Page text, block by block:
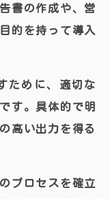
書の作成や、営
的を持って導入
ために、適切な
す。具体的で明
高い出力を得る
プロセスを確立